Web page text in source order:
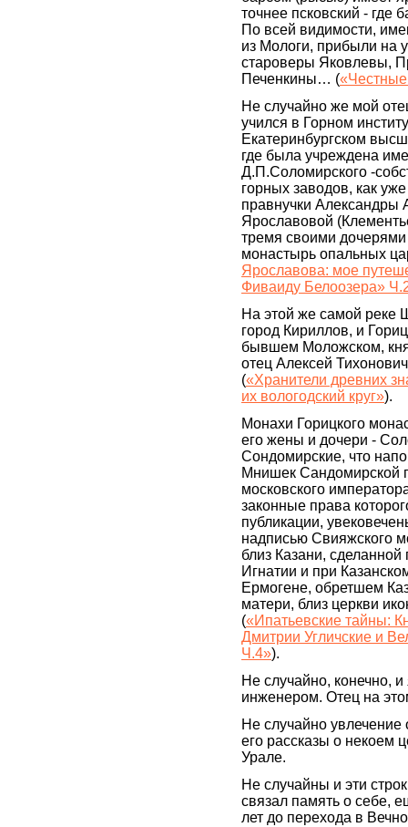
точнее псковский - где
По всей видимости,
из Мологи, прибыли на
староверы Яковлевы,
Печенкины… («Честные
Не случайно же мой
учился в Горном
Екатеринбургском
где была учреждена
Д.П.Соломирского -
горных заводов, как
правнучки Александры
Ярославовой
тремя своими дочерями
монастырь опальных
Ярославова: мое
Фиваиду Белоозера»
На этой же самой реке
город Кириллов, и
бывшем Моложском,
отец Алексей
(«Хранители древних
их вологодский круг»).
Монахи Горицкого
его жены и дочери -
Сондомирские, что
Мнишек Сандомирской
московского
законные права
публикации,
надписью Свияжского
близ Казани, сделанной
Игнатии и при
Ермогене, обретшем
матери, близ церкви
(«Ипатьевские тайны:
Дмитрии Угличские и
Ч.4»).
Не случайно, конечно,
инженером. Отец на
Не случайно
его рассказы о некоем
Урале.
Не случайны и эти
связал память о себе,
лет до перехода в